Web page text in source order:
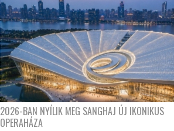
2026-BAN NYÍLIK MEG SANGHAJ ÚJ IKONIKUS
OPERAHÁZA